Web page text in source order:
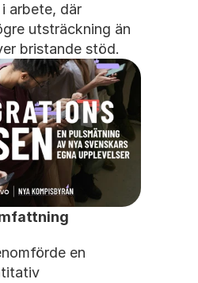
arbete, där
utsträckning än
bristande stöd.
en